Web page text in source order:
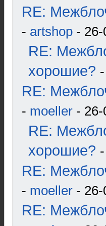
RE:
- artshop -
RE:
хорошие? -
RE:
- moeller -
RE:
хорошие? -
RE:
- moeller -
RE: